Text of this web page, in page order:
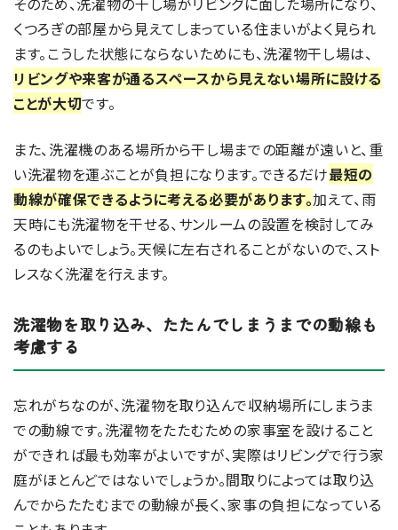
くつろぎの部屋から見えてしまっている住まいがよく見られ
ます。こうした状態にならないためにも、洗濯物干し場は、
リビングや来客が通るスペースから見えない場所に設ける
ことが大切です。
また、洗濯機のある場所から干し場までの距離が遠いと、重
い洗濯物を運ぶことが負担になります。できるだけ最短の
動線が確保できるように考える必要があります。加えて、雨
天時にも洗濯物を干せる、サンルームの設置を検討してみ
るのもよいでしょう。天候に左右されることがないので、スト
レスなく洗濯を行えます。
洗濯物を取り込み、たたんでしまうまでの動線も
考慮する
忘れがちなのが、洗濯物を取り込んで収納場所にしまうま
での動線です。洗濯物をたたむための家事室を設けること
ができれば最も効率がよいですが、実際はリビングで行う家
庭がほとんどではないでしょうか。間取りによっては取り込
んでからたたむまでの動線が長く、家事の負担になっている